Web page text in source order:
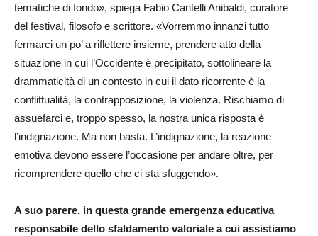
tematiche di fondo», spiega Fabio Cantelli Anibaldi, curatore
del festival, filosofo e scrittore. «Vorremmo innanzi tutto
fermarci un po’ a riflettere insieme, prendere atto della
situazione in cui l’Occidente è precipitato, sottolineare la
drammaticità di un contesto in cui il dato ricorrente è la
conflittualità, la contrapposizione, la violenza. Rischiamo di
assuefarci e, troppo spesso, la nostra unica risposta è
l’indignazione. Ma non basta. L’indignazione, la reazione
emotiva devono essere l’occasione per andare oltre, per
ricomprendere quello che ci sta sfuggendo».
A suo parere, in questa grande emergenza educativa
responsabile dello sfaldamento valoriale a cui assistiamo